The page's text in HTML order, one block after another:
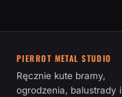
PIERROT METAL STUDIO
Ręcznie kute bramy,
ogrodzenia, balustrady i